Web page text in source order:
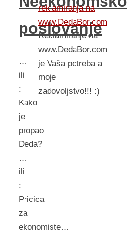
poslovanje
…
ili
:
Kako
je
propao
Deda?
…
ili
:
Pricica
za
ekonomiste…
reklamiranja na
www.DedaBor.com
Reklamiranje na
www.DedaBor.com
je Vaša potreba a
moje
zadovoljstvo!!! :)